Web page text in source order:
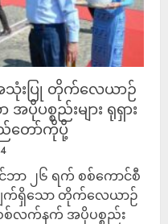
သုံးပြု တိုက်လေယာဉ်
ပစ္စည်းများ ရုရှား
ည်တော်ကိုပို့
ဘာ ၂၆ ရက် စစ်ကောင်စီ
က်ရှိသော တိုက်လေယာဉ်
လက်နက် အပိုပစ္စည်း